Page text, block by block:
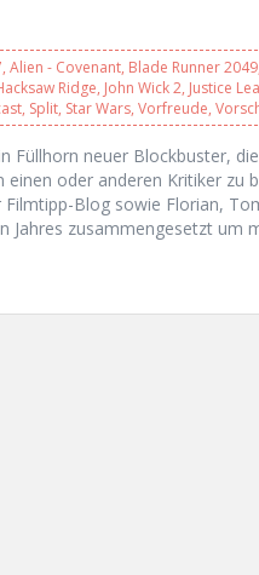
, Alien - Covenant, Blade Runner 2049
Ridge, John Wick 2, Justice
, Split, Star Wars, Vorfreude,
Füllhorn neuer Blockbuster,
oder anderen Kritiker zu
Blog sowie Florian,
Jahres zusammengesetzt um